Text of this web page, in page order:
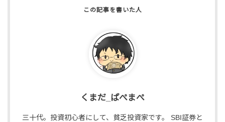
くまだ_ぱぺまぺ
三十代。投資初心者にして、貧乏投資家です。 SBI証券と